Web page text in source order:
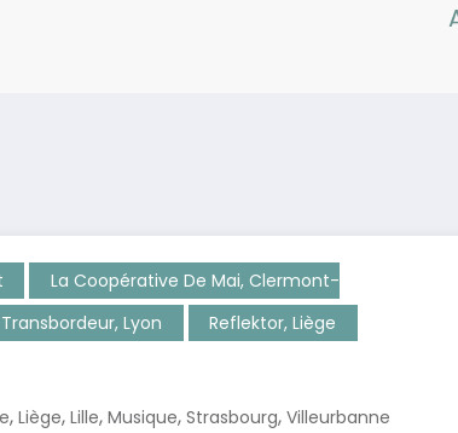
La Coopérative De Mai, Clermont-
Lyon
Reflektor, Liège
, Liège, Lille, Musique, Strasbourg, Villeurbanne